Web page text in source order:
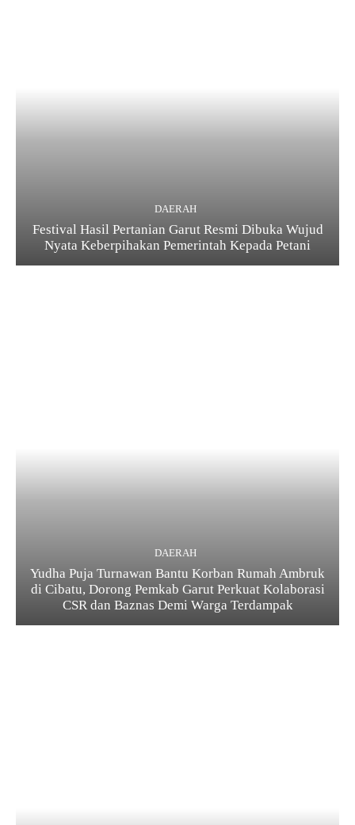
DAERAH
Festival Hasil Pertanian Garut Resmi Dibuka Wujud
Nyata Keberpihakan Pemerintah Kepada Petani
DAERAH
Yudha Puja Turnawan Bantu Korban Rumah Ambruk
di Cibatu, Dorong Pemkab Garut Perkuat Kolaborasi
CSR dan Baznas Demi Warga Terdampak